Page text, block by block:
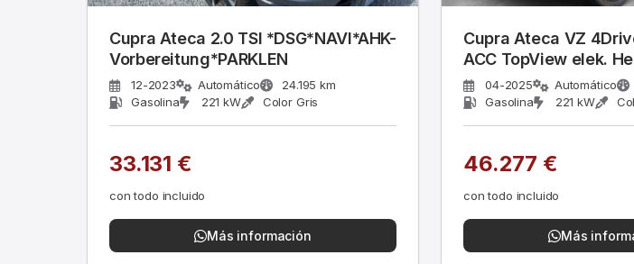
Cupra Ateca 2.0 TSI *DSG*NAVI*AHK-
Vorbereitung*PARKLEN
12-2023 Automático
24.195 km
Gasolina
221 kW Color Gris
33.131 €
con todo incluido
Más información
Cupra Ateca VZ
ACC TopView elek. He
04-2025 Automático
Gasolina
221 kW
46.277 €
con todo incluido
Más